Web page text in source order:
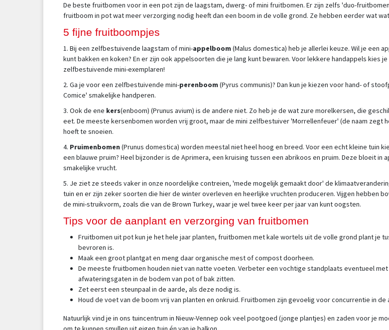
De beste fruitbomen voor in een pot zijn de laagstam, dwerg- of mini fruitbomen. Er zijn zelfs 'duo-
fruitboom in pot wat meer verzorging nodig heeft dan een boom in de volle grond. Ze hebben eerder wat
5 fijne fruitboompjes
1. Bij een zelfbestuivende laagstam of mini-appelboom (Malus domestica) heb je allerlei keuze. Wil je een
kunt bakken en koken? En er zijn ook appelsoorten die je lang kunt bewaren. Voor lekkere handappels kies
zelfbestuivende mini-exemplaren!
2. Ga je voor een zelfbestuivende mini-perenboom (Pyrus communis)? Dan kun je kiezen voor hand- of
Comice' smakelijke handperen.
3. Ook de ene kers(enboom) (Prunus avium) is de andere niet. Zo heb je de wat zure morelkersen, die
eet. De meeste kersenbomen worden vrij groot, maar de mini zelfbestuiver 'Morrellenfeuer' (de naam zegt
hoeft te snoeien.
4. Pruimenbomen (Prunus domestica) worden meestal niet heel hoog en breed. Voor een echt kleine tuin
een blauwe pruim? Heel bijzonder is de Aprimera, een kruising tussen een abrikoos en pruim. Deze bloeit
smakelijke vrucht.
5. Je ziet ze steeds vaker in onze noordelijke contreien, 'mede mogelijk gemaakt door' de
tuin en er zijn zeker soorten die hier de winter overleven en heerlijke vruchten produceren. Vijgen hebben
de mini-struikvorm, zoals die van de Brown Turkey, waar je wel twee keer per jaar van kunt oogsten.
Tips voor de aanplant en verzorging van fruitbomen
Fruitbomen uit pot kun je het hele jaar planten, fruitbomen met kale wortels uit de volle grond plant je
bevroren is.
Maak een groot plantgat en meng daar organische mest of compost doorheen.
De meeste fruitbomen houden niet van natte voeten. Verbeter een vochtige standplaats eventueel
afwateringsgaten in de bodem van pot of bak zitten.
Zet eerst een steunpaal in de aarde, als deze nodig is.
Houd de voet van de boom vrij van planten en onkruid. Fruitbomen zijn gevoelig voor concurrentie in de
Natuurlijk vind je in ons tuincentrum in Nieuw-Vennep ook veel pootgoed (jonge plantjes) en zaden voor je